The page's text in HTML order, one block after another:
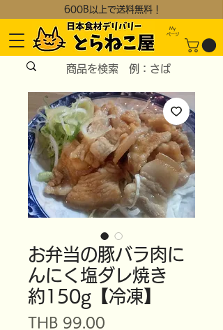
600B以上で送料無料！
My
​ページ
お弁当の豚バラ肉に
んにく塩ダレ焼き
約150g【冷凍】
THB 99.00